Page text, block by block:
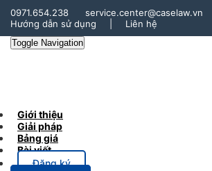
0971.654.238
service.center@caselaw.vn
Hướng dẫn sử dụng
Liên hệ
Toggle Navigation
Giới thiệu
Giải pháp
Bảng giá
Bài viết
Đăng ký